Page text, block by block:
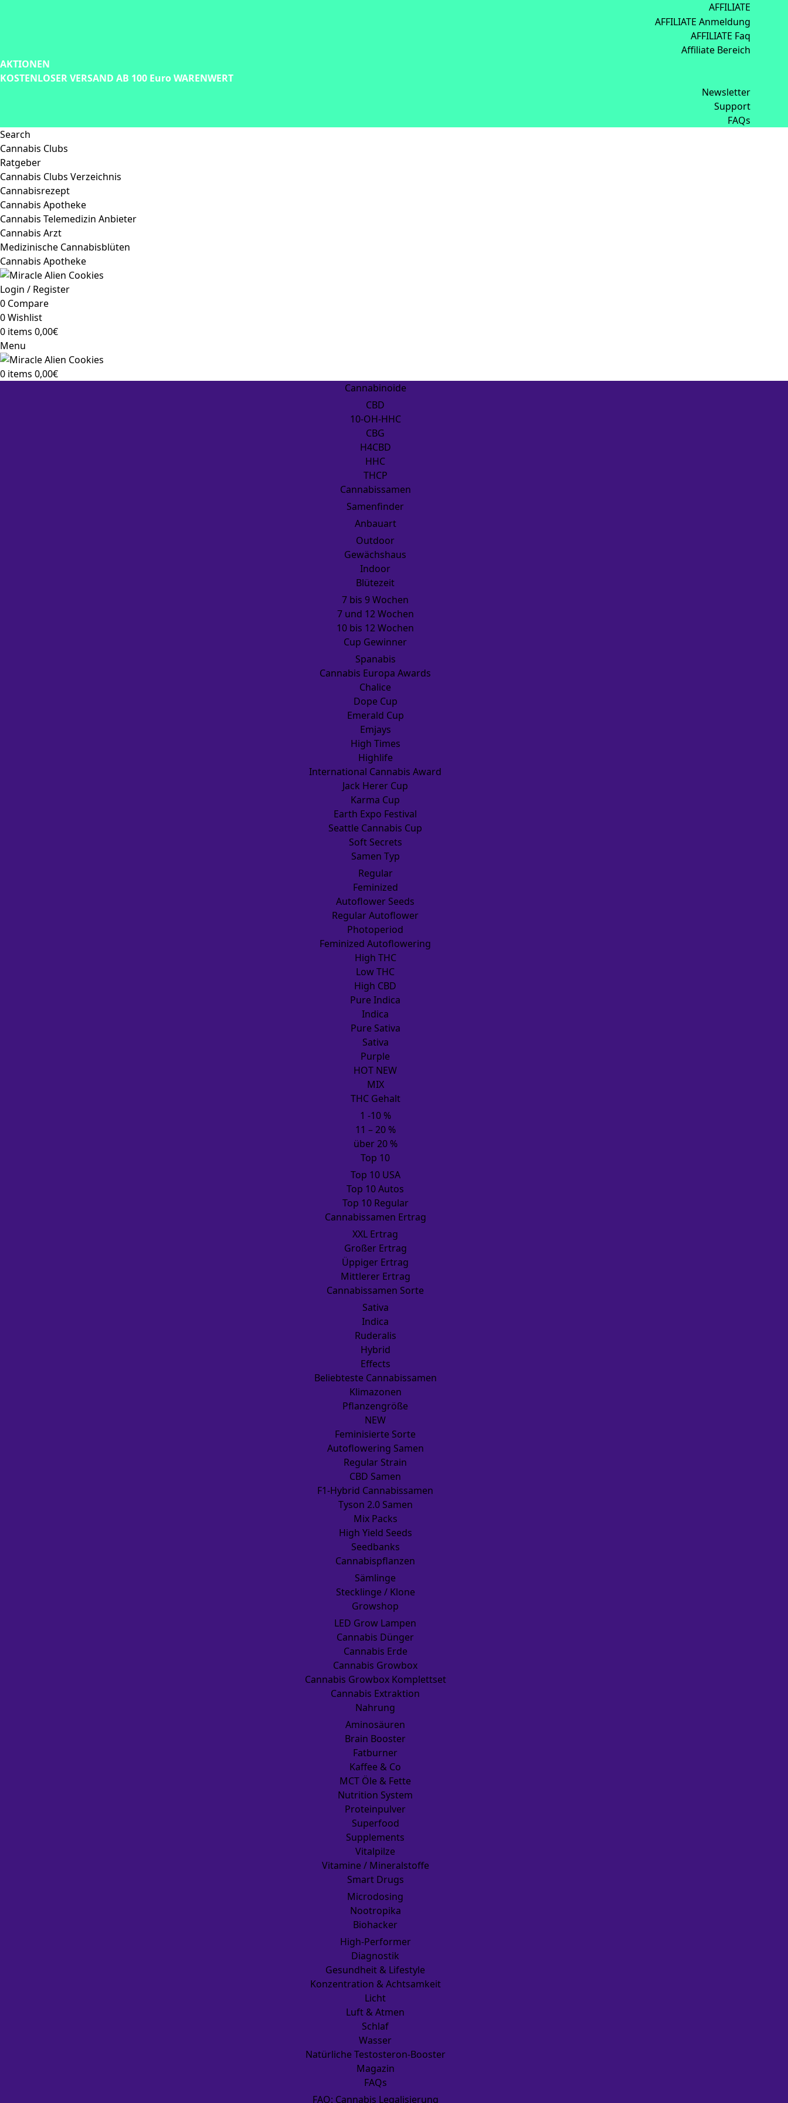
AFFILIATE
AFFILIATE Anmeldung
AFFILIATE Faq
Affiliate Bereich
AKTIONEN
KOSTENLOSER VERSAND AB 100 Euro WARENWERT
Newsletter
Support
FAQs
Search
Cannabis Clubs
Ratgeber
Cannabis Clubs Verzeichnis
Cannabisrezept
Cannabis Apotheke
Cannabis Telemedizin Anbieter
Cannabis Arzt
Medizinische Cannabisblüten
Cannabis Apotheke
Login / Register
0 Compare
0Wishlist
0 items 0,00€
Menu
0 items 0,00€
Cannabinoide
CBD
10-OH-HHC
CBG
H4CBD
HHC
THCP
Cannabissamen
Samenfinder
Anbauart
Outdoor
Gewächshaus
Indoor
Blütezeit
7 bis 9 Wochen
7 und 12 Wochen
10 bis 12 Wochen
Cup Gewinner
Spanabis
Cannabis Europa Awards
Chalice
Dope Cup
Emerald Cup
Emjays
High Times
Highlife
International Cannabis Award
Jack Herer Cup
Karma Cup
Earth Expo Festival
Seattle Cannabis Cup
Soft Secrets
Samen Typ
Regular
Feminized
Autoflower Seeds
Regular Autoflower
Photoperiod
Feminized Autoflowering
High THC
Low THC
High CBD
Pure Indica
Indica
Pure Sativa
Sativa
Purple
HOT NEW
MIX
THC Gehalt
1 -10 %
11 – 20 %
über 20 %
Top 10
Top 10 USA
Top 10 Autos
Top 10 Regular
Cannabissamen Ertrag
XXL Ertrag
Großer Ertrag
Üppiger Ertrag
Mittlerer Ertrag
Cannabissamen Sorte
Sativa
Indica
Ruderalis
Hybrid
Effects
Beliebteste Cannabissamen
Klimazonen
Pflanzengröße
NEW
Feminisierte Sorte
Autoflowering Samen
Regular Strain
CBD Samen
F1-Hybrid Cannabissamen
Tyson 2.0 Samen
Mix Packs
High Yield Seeds
Seedbanks
Cannabispflanzen
Sämlinge
Stecklinge / Klone
Growshop
LED Grow Lampen
Cannabis Dünger
Cannabis Erde
Cannabis Growbox
Cannabis Growbox Komplettset
Cannabis Extraktion
Nahrung
Aminosäuren
Brain Booster
Fatburner
Kaffee & Co
MCT Öle & Fette
Nutrition System
Proteinpulver
Superfood
Supplements
Vitalpilze
Vitamine / Mineralstoffe
Smart Drugs
Microdosing
Nootropika
Biohacker
High-Performer
Diagnostik
Gesundheit & Lifestyle
Konzentration & Achtsamkeit
Licht
Luft & Atmen
Schlaf
Wasser
Natürliche Testosteron-Booster
Magazin
FAQs
FAQ: Cannabis Legalisierung